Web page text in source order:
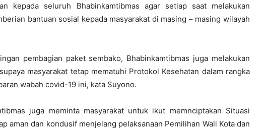
kepada seluruh Bhabinkamtibmas agar setiap saat melakukan
bantuan sosial kepada masyarakat di masing – masing wilayah
pembagian paket sembako, Bhabinkamtibmas juga melakukan
masyarakat tetap mematuhi Protokol Kesehatan dalam rangka
wabah covid-19 ini, kata Suyono.
juga meminta masyarakat untuk ikut memnciptakan Situasi
aman dan kondusif menjelang pelaksanaan Pemilihan Wali Kota dan